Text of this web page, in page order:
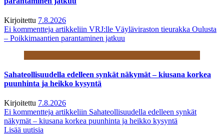
Kirjoitettu 7.8.2026
Ei kommentteja artikkeliin VRJ:lle Väyläviraston tieurakka Oulusta
– Poikkimaantien parantaminen jatkuu
Sahateollisuudella edelleen synkät näkymät – kiusana korkea
puunhinta ja heikko kysyntä
Kirjoitettu 7.8.2026
Ei kommentteja artikkeliin Sahateollisuudella edelleen synkät
näkymät – kiusana korkea puunhinta ja heikko kysyntä
Lisää uutisia